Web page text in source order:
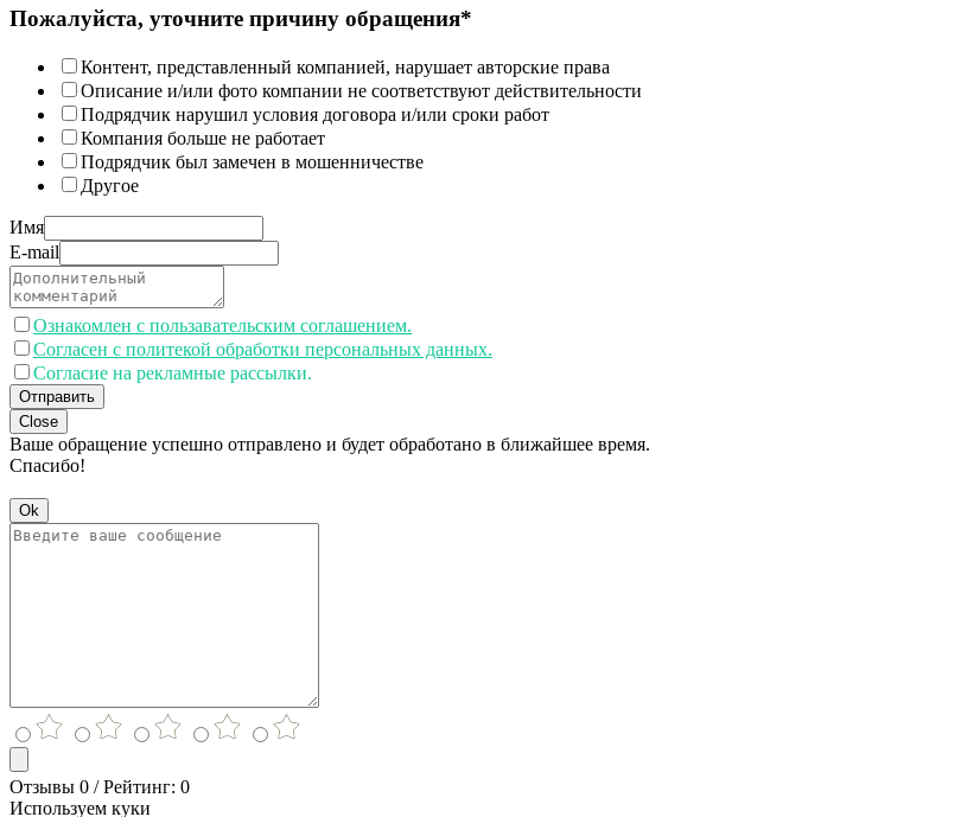
Пожалуйста, уточните причину обращения*
Контент, представленный компанией, нарушает авторские права
Описание и/или фото компании не соответствуют действительности
Подрядчик нарушил условия договора и/или сроки работ
Компания больше не работает
Подрядчик был замечен в мошенничестве
Другое
Имя
E-mail
Ознакомлен с пользавательским соглашением.
Согласен с политекой обработки персональных данных.
Согласие на рекламные рассылки.
Отправить
Close
Ваше обращение успешно отправлено и будет обработано в ближайшее время.
Спасибо!
Ok
Отзывы 0 / Рейтинг: 0
Используем куки